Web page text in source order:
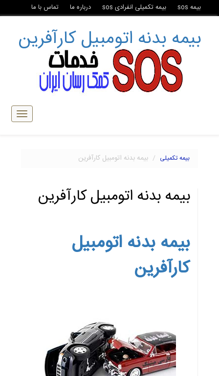
بیمه sos بیمه تکمیلی انفرادی sos درباره ما تماس با ما
بیمه بدنه اتومبیل کارآفرین
تبدیل
ناوبری
بیمه تکمیلی بیمه بدنه اتومبیل کارآفرین
بیمه بدنه اتومبیل کارآفرین
بیمه بدنه اتومبیل
کارآفرین